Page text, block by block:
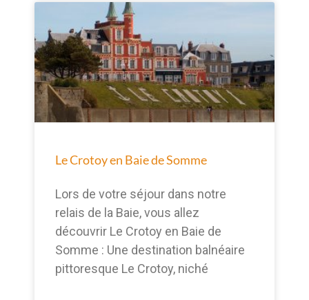
Le Crotoy en Baie de Somme
Lors de votre séjour dans notre
relais de la Baie, vous allez
découvrir Le Crotoy en Baie de
Somme : Une destination balnéaire
pittoresque Le Crotoy, niché